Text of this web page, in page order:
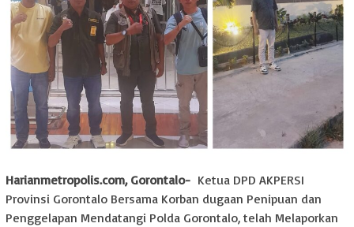
Harianmetropolis.com, Gorontalo- Ketua DPD AKPERSI
Provinsi Gorontalo Bersama Korban dugaan Penipuan dan
Penggelapan Mendatangi Polda Gorontalo, telah Melaporkan